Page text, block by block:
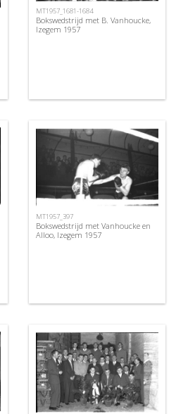
MT1957_1681-1684
Bokswedstrijd met B. Vanhoucke,
Izegem 1957
MT1957_397
Bokswedstrijd met Vanhoucke en
Alloo, Izegem 1957